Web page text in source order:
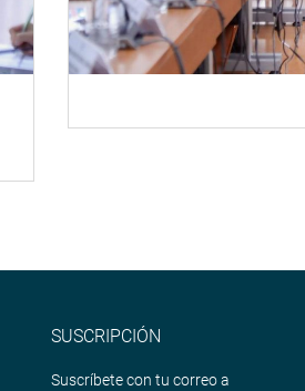
SUSCRIPCIÓN
Suscríbete con tu correo a